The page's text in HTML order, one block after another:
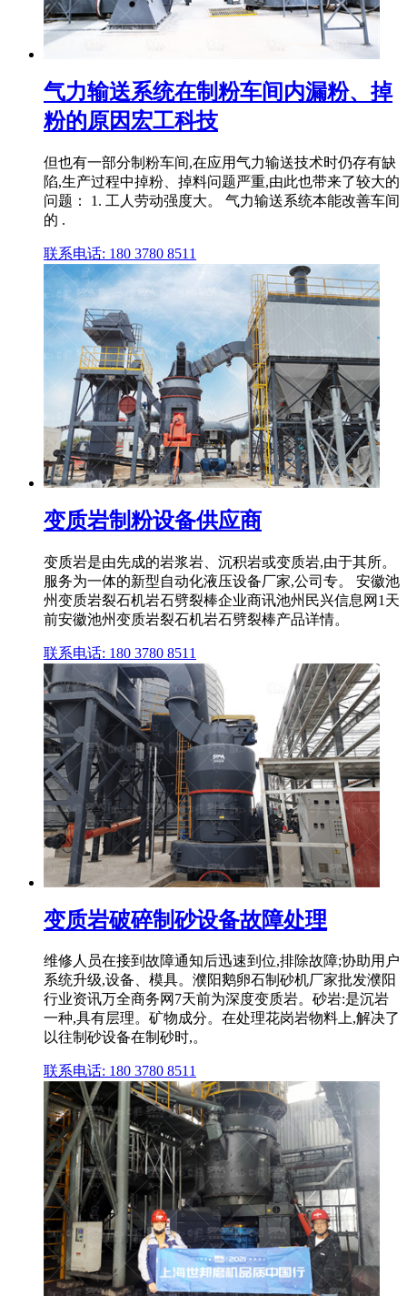
气力输送系统在制粉车间内漏粉、掉
粉的原因宏工科技
但也有一部分制粉车间,在应用气力输送技术时仍存有缺
陷,生产过程中掉粉、掉料问题严重,由此也带来了较大的
问题： 1. 工人劳动强度大。 气力输送系统本能改善车间
的 .
联系电话: 180 3780 8511
变质岩制粉设备供应商
变质岩是由先成的岩浆岩、沉积岩或变质岩,由于其所。
服务为一体的新型自动化液压设备厂家,公司专。 安徽池
州变质岩裂石机岩石劈裂棒企业商讯池州民兴信息网1天
前安徽池州变质岩裂石机岩石劈裂棒产品详情。
联系电话: 180 3780 8511
变质岩破碎制砂设备故障处理
维修人员在接到故障通知后迅速到位,排除故障;协助用户
系统升级,设备、模具。濮阳鹅卵石制砂机厂家批发濮阳
行业资讯万全商务网7天前为深度变质岩。砂岩:是沉岩
一种,具有层理。矿物成分。在处理花岗岩物料上,解决了
以往制砂设备在制砂时,。
联系电话: 180 3780 8511